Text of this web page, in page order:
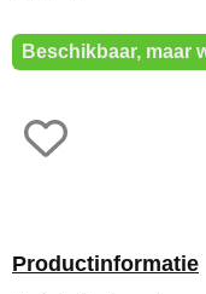
Beschikbaar, maar
Productinformatie